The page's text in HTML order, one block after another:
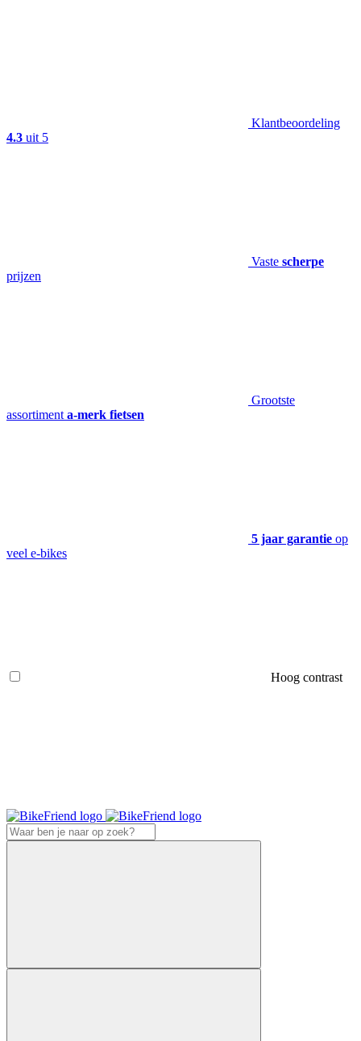
Klantbeoordeling
4.3 uit 5
Vaste scherpe
prijzen
Grootste
assortiment a-merk fietsen
5 jaar garantie op
veel e-bikes
Hoog contrast